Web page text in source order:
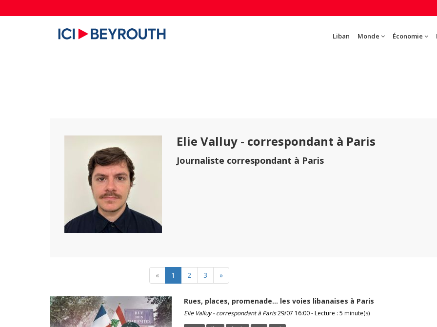
Liban Monde Économie
Elie Valluy - correspondant à Paris
Journaliste correspondant à Paris
« 1 2 3 »
Rues, places, promenade… les voies libanaises à Paris
Elie Valluy - correspondant à Paris29/07 16:00 - Lecture : 5 minute(s)